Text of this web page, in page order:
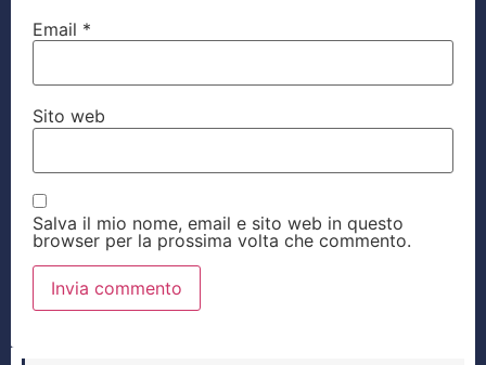
Email *
Sito web
Salva il mio nome, email e sito web in questo
browser per la prossima volta che commento.